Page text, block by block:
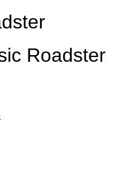
Roadster